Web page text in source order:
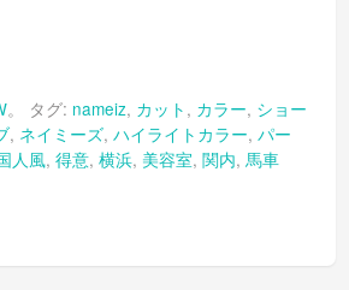
。 タグ: nameiz, カット , カラー, ショー
, ネイミーズ, ハイライトカラー, パー
人風, 得意, 横浜, 美容室, 関内, 馬車